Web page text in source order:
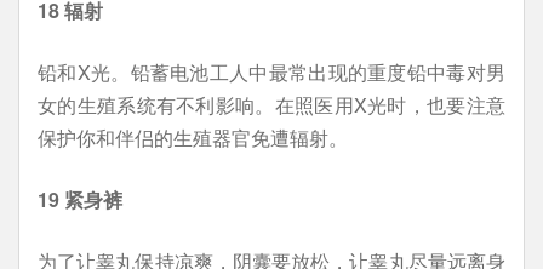
18 辐射
铅和X光。铅蓄电池工人中最常出现的重度铅中毒对男
女的生殖系统有不利影响。在照医用X光时，也要注意
保护你和伴侣的生殖器官免遭辐射。
19 紧身裤
为了让睾丸保持凉爽，阴囊要放松，让睾丸尽量远离身